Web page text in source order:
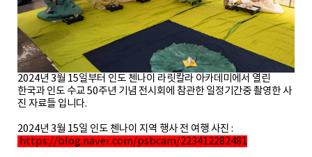
2024년 3월 15일부터 인도 첸나이 라릿칼라 아카데미에서 열린
한국과 인도 수교 50주년 기념 전시회에 참관한 일정기간중 촬영한 사
진 자료들 입니다.
2024년 3월 15일 인도 첸나이 지역 행사 전 여행 사진 :
https://blog.naver.com/psbcam/223412282481